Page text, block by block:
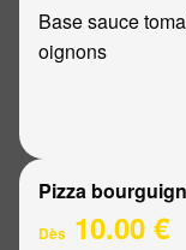
Base sauce
oignons
Pizza
Dès 10.00 €